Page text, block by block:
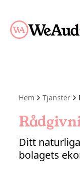
KONTAKT
KUNDPORTAL
Hem Tjänster
Ditt
bolagets